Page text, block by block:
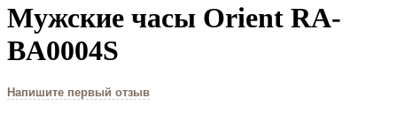
Мужские часы Orient RA-
BA0004S
Напишите первый отзыв